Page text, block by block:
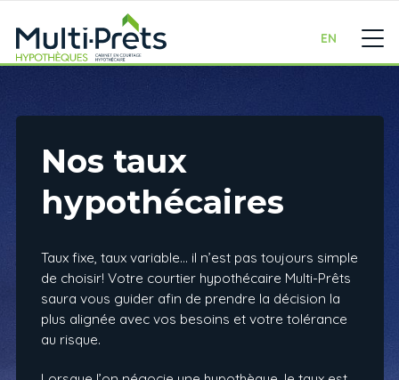
EN
Nos taux
hypothécaires
Taux fixe, taux variable… il n’est pas toujours simple
de choisir! Votre courtier hypothécaire Multi-Prêts
saura vous guider afin de prendre la décision la
plus alignée avec vos besoins et votre tolérance
au risque.